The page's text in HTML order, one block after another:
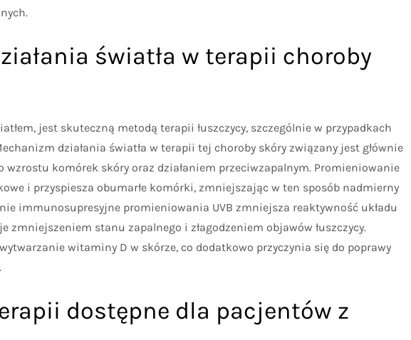
światła w terapii choroby
jest skuteczną metodą terapii łuszczycy, szczególnie w przypadkach
działania światła w terapii tej choroby skóry związany jest głównie
komórek skóry oraz działaniem przeciwzapalnym. Promieniowanie
i przyspiesza obumarłe komórki, zmniejszając w ten sposób nadmierny
immunosupresyjne promieniowania UVB zmniejsza reaktywność układu
zmniejszeniem stanu zapalnego i złagodzeniem objawów łuszczycy.
witaminy D w skórze, co dodatkowo przyczynia się do poprawy
dostępne dla pacjentów z